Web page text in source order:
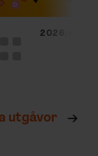
2026/4
utgåvor